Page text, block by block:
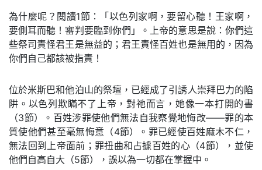
為什麼呢？閱讀1節：「以色列家啊，要留心聽！王家啊，
要側耳而聽！審判要臨到你們」。上帝的意思是說：你們這
些祭司責怪君王是無益的；君王責怪百姓也是無用的，因為
你們自己都該被指責！
位於米斯巴和他泊山的祭壇，已經成了引誘人崇拜巴力的陷
阱。以色列欺瞞不了上帝，對祂而言，她像一本打開的書
（3節）。百姓涉罪使他們無法自我察覺地悔改——罪的本
質使他們甚至毫無悔意（4節）。罪已經使百姓麻木不仁，
無法回到上帝面前；罪扭曲和占據百姓的心（4節），並使
他們自高自大（5節），誤以為一切都在掌握中。